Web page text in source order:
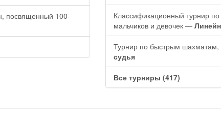
посвященный 100-
Классификационный турнир
мальчиков и девочек —
Турнир по быстрым
судья
Все турниры (417)